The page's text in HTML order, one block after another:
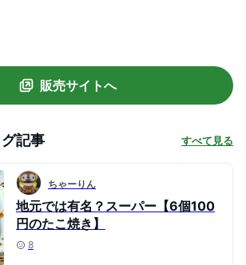
たこ焼き 冷凍冷凍たこ焼
おつまみ ビール 惣菜
販売サイトへ
記事 すべて見る
ちゃーりん
地元では有名？スーパー【6個100
円のたこ焼き】
8